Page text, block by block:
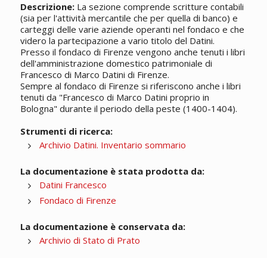
Descrizione:La sezione comprende scritture contabili
(sia per l'attività mercantile che per quella di banco) e
carteggi delle varie aziende operanti nel fondaco e che
videro la partecipazione a vario titolo del Datini.
Presso il fondaco di Firenze vengono anche tenuti i libri
dell'amministrazione domestico patrimoniale di
Francesco di Marco Datini di Firenze.
Sempre al fondaco di Firenze si riferiscono anche i libri
tenuti da "Francesco di Marco Datini proprio in
Bologna" durante il periodo della peste (1400-1404).
Strumenti di ricerca:
Archivio Datini. Inventario sommario
La documentazione è stata prodotta da:
Datini Francesco
Fondaco di Firenze
La documentazione è conservata da:
Archivio di Stato di Prato